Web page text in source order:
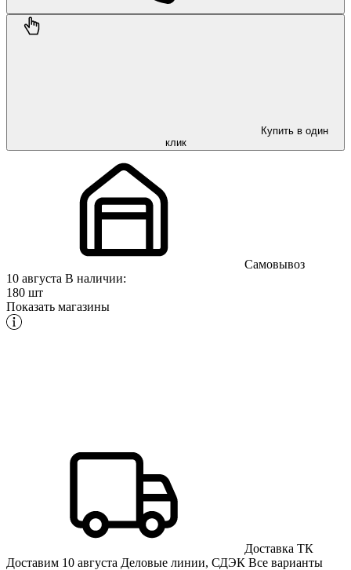
Купить в один
клик
Самовывоз
10 августа В наличии:
180 шт
Показать магазины
Доставка ТК
Доставим 10 августа Деловые линии, СДЭК Все варианты